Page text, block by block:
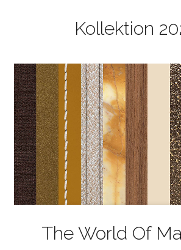
Kollektion
The World Of